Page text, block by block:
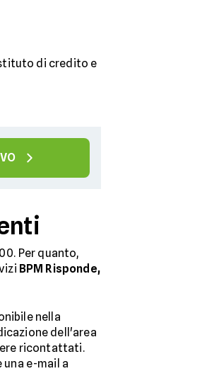
di credito e
Per quanto,
BPM Risponde,
nella
dell'area
ricontattati.
e-mail a